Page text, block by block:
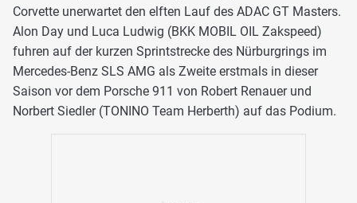
Corvette unerwartet den elften Lauf des ADAC GT Masters.
Alon Day und Luca Ludwig (BKK MOBIL OIL Zakspeed)
fuhren auf der kurzen Sprintstrecke des Nürburgrings im
Mercedes-Benz SLS AMG als Zweite erstmals in dieser
Saison vor dem Porsche 911 von Robert Renauer und
Norbert Siedler (TONINO Team Herberth) auf das Podium.